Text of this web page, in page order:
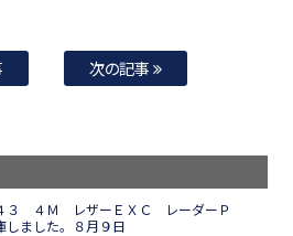
次の記事
３ ４Ｍ レザーＥＸＣ レーダーＰ
ました。８月９日